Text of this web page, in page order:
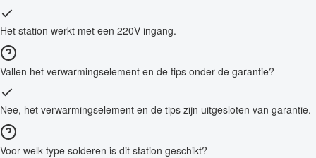
Het station werkt met een 220V-ingang.
Vallen het verwarmingselement en de tips onder de garantie?
Nee, het verwarmingselement en de tips zijn uitgesloten van garantie.
Voor welk type solderen is dit station geschikt?